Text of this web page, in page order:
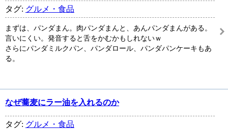
タグ: グルメ・食品
まずは、パンダまん。肉パンダまんと、あんパンダまんがある。
言いにくい。発音すると舌をかむかもしれないｗ
さらにパンダミルクパン、パンダロール、パンダパンケーキもあ
る。
なぜ蕎麦にラー油を入れるのか
タグ: グルメ・食品